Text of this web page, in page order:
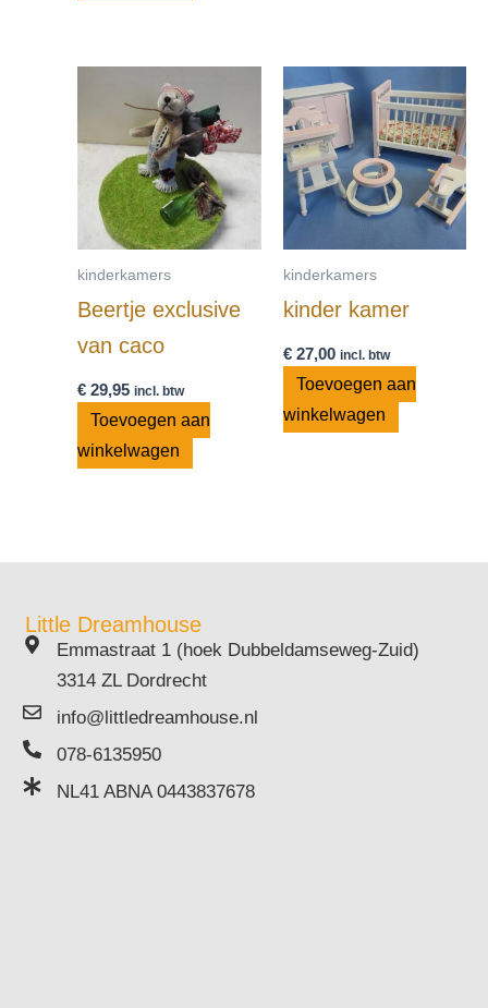
kinderkamers
Beertje exclusive
van caco
€ 29,95 incl. btw
Toevoegen aan
winkelwagen
kinderkamers
kinder kamer
€27,00 incl. btw
Toevoegen aan
winkelwagen
Little Dreamhouse
Emmastraat 1 (hoek Dubbeldamseweg-Zuid)
3314 ZL Dordrecht
info@littledreamhouse.nl
078-6135950
NL41 ABNA 0443837678